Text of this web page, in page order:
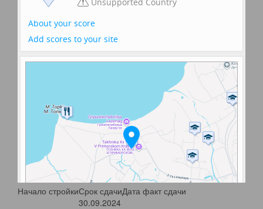
Начало стройкиСрок сдачиДата факт сдачи
30.09.2024